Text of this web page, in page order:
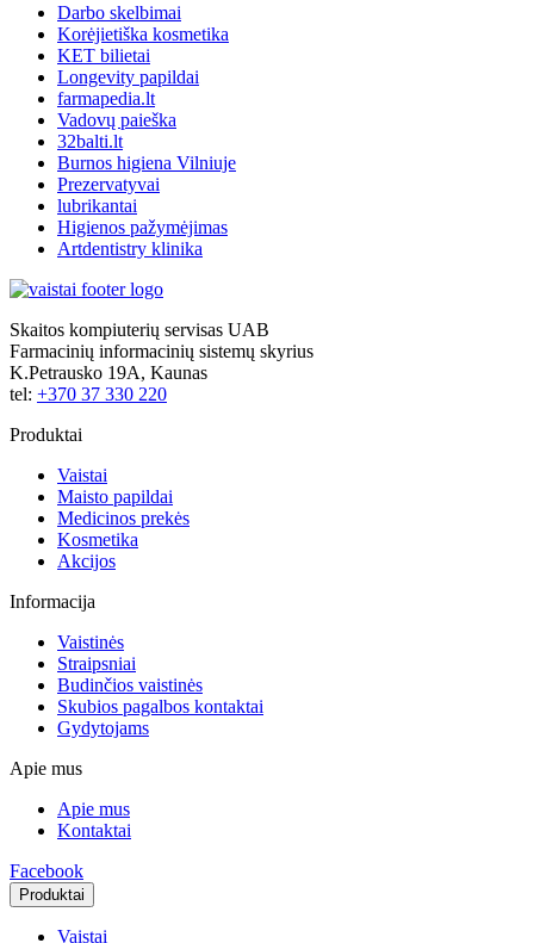
Darbo skelbimai
Korėjietiška kosmetika
KET bilietai
Longevity papildai
farmapedia.lt
Vadovų paieška
32balti.lt
Burnos higiena Vilniuje
Prezervatyvai
lubrikantai
Higienos pažymėjimas
Artdentistry klinika
Skaitos kompiuterių servisas UAB
Farmacinių informacinių sistemų skyrius
K.Petrausko 19A, Kaunas
tel: +370 37 330 220
Produktai
Vaistai
Maisto papildai
Medicinos prekės
Kosmetika
Akcijos
Informacija
Vaistinės
Straipsniai
Budinčios vaistinės
Skubios pagalbos kontaktai
Gydytojams
Apie mus
Apie mus
Kontaktai
Facebook
Produktai
Vaistai